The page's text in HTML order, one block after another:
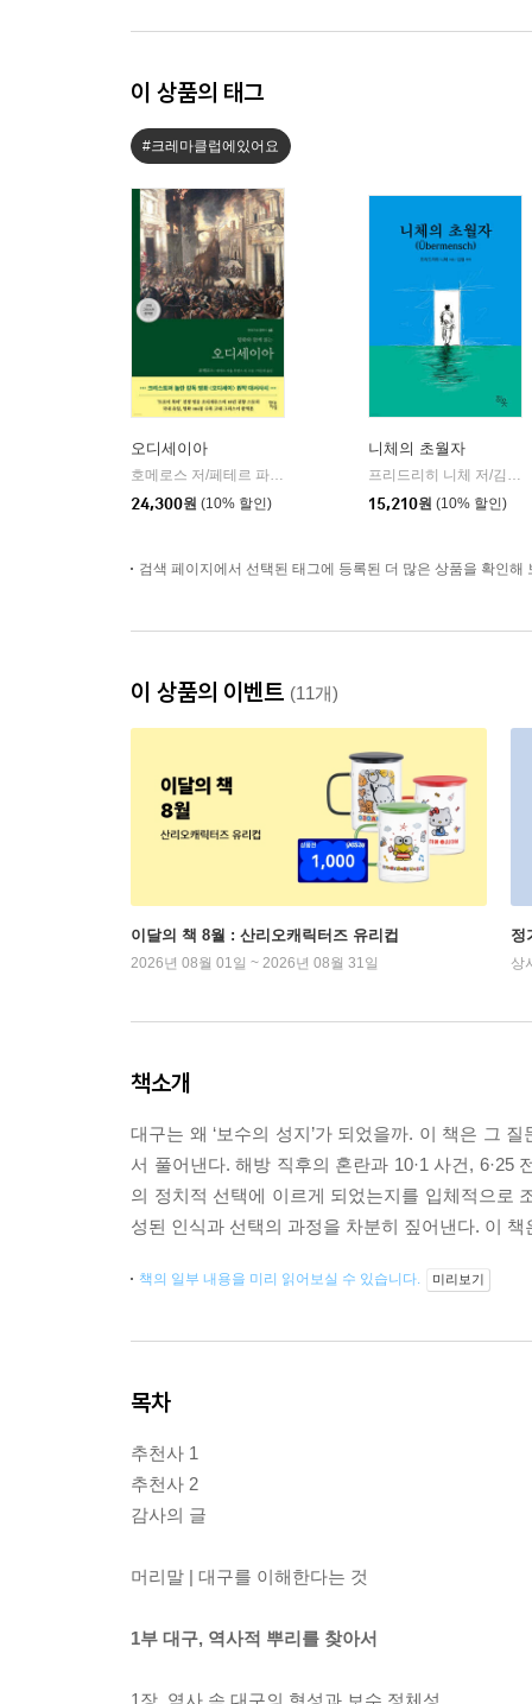
이 상품의 태그
#크레마클럽에있어요
오디세이아
호메로스 저/페테르 파울 루벤스 그림/박문재 역 |
현대지성
24,300원 (10% 할인)
니체의 초월자
프리드리히 니체 저/김철 편역
15,210원 (10% 할인)
검색 페이지에서 선택된 태그에 등록된 더 많은 상품을 확인해
이 상품의 이벤트 (11개)
이달의 책 8월 : 산리오캐릭터즈 유리컵
2026년 08월 01일 ~ 2026년 08월 31일
정
상
책소개
대구는 왜 ‘보수의 성지’가 되었을까. 이 책은 그
서 풀어낸다. 해방 직후의 혼란과 10·1 사건,
의 정치적 선택에 이르게 되었는지를 입체적으로
성된 인식과 선택의 과정을 차분히 짚어낸다. 이
책의 일부 내용을 미리 읽어보실 수 있습니다. 미리보기
목차
추천사 1
추천사 2
감사의 글
머리말 | 대구를 이해한다는 것
1부 대구, 역사적 뿌리를 찾아서
1장. 역사 속 대구의 형성과 보수 정체성